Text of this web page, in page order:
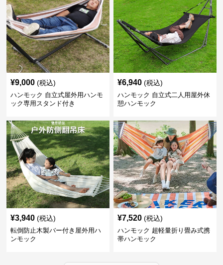
¥9,000 (税込)
ハンモック 自立式屋外用ハンモ
ック専用スタンド付き
¥6,940 (税込)
ハンモック 自立式二人用屋外休
憩ハンモック
¥3,940 (税込)
転倒防止木製バー付き屋外用ハ
ンモック
¥7,520 (税込)
ハンモック 超軽量折り畳み式携
帯ハンモック